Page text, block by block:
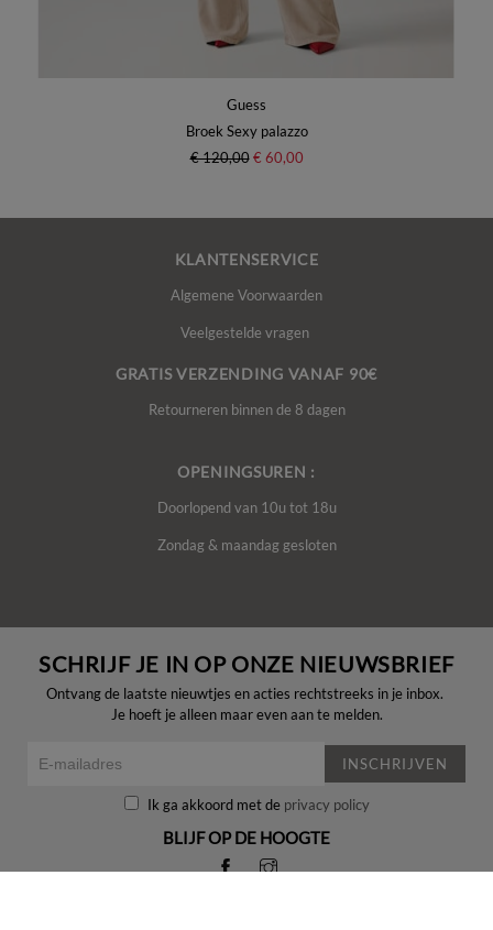
Guess
Broek Sexy palazzo
€ 120,00 € 60,00
KLANTENSERVICE
Algemene Voorwaarden
Veelgestelde vragen
GRATIS VERZENDING VANAF 90€
Retourneren binnen de 8 dagen
OPENINGSUREN :
Doorlopend van 10u tot 18u
Zondag & maandag gesloten
SCHRIJF JE IN OP ONZE NIEUWSBRIEF
Ontvang de laatste nieuwtjes en acties rechtstreeks in je inbox.
Je hoeft je alleen maar even aan te melden.
INSCHRIJVEN
Ik ga akkoord met de privacy policy
BLIJF OP DE HOOGTE